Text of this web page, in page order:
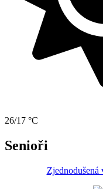
26/17 °C
Senioři
Zjednodušená